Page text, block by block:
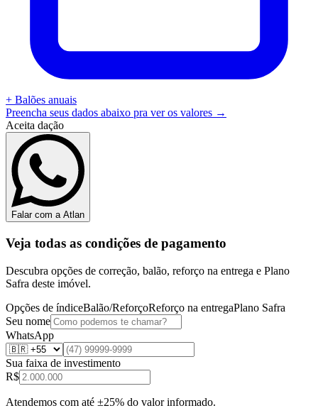
+ Balões anuais
Preencha seus dados abaixo pra ver os valores →
Aceita dação
Falar com a Atlan
Veja todas as condições de pagamento
Descubra opções de correção, balão, reforço na entrega e Plano
Safra deste imóvel.
Opções de índiceBalão/ReforçoReforço na entregaPlano Safra
Seu nome
WhatsApp
Sua faixa de investimento
R$
Atendemos com até ±25% do valor informado.